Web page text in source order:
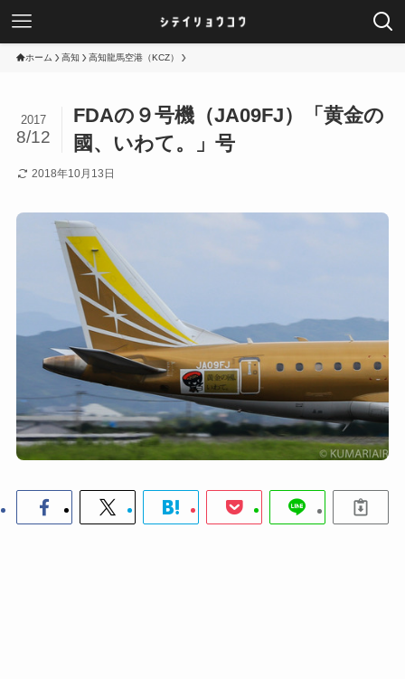
ホーム 高知 高知龍馬空港（KCZ）
FDAの９号機（JA09FJ）「黄金の
國、いわて。」号
2017
8/12
2018年10月13日